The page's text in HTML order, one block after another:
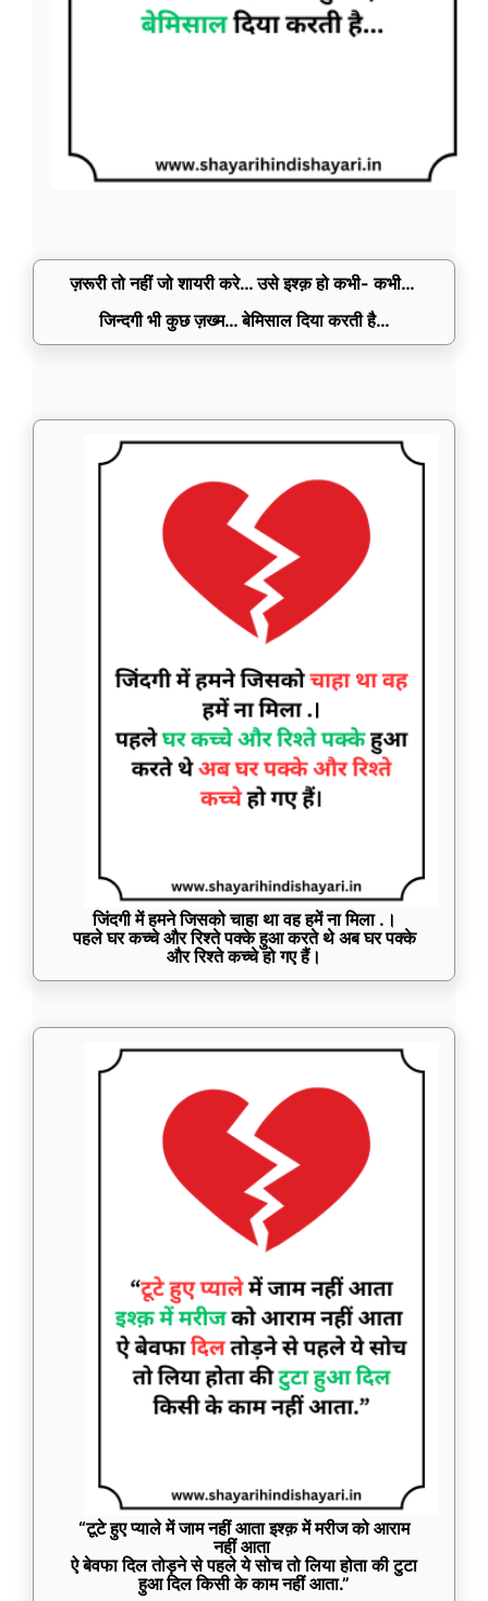
ज़रूरी तो नहीं जो शायरी करे… उसे इश्क़ हो कभी- कभी…
जिन्दगी भी कुछ ज़ख्म… बेमिसाल दिया करती है…
जिंदगी में हमने जिसको चाहा था वह हमें ना मिला .।
पहले घर कच्चे और रिश्ते पक्के हुआ करते थे अब घर पक्के
और रिश्ते कच्चे हो गए हैं।
“टूटे हुए प्याले में जाम नहीं आता इश्क़ में मरीज को आराम
नहीं आता
ऐ बेवफा दिल तोड़ने से पहले ये सोच तो लिया होता की टुटा
हुआ दिल किसी के काम नहीं आता.”